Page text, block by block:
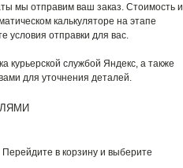
мы отправим ваш заказ. Стоимость и
калькуляторе на этапе
условия отправки для вас.
курьерской службой Яндекс, а также
для уточнения деталей.
в корзину и выберите